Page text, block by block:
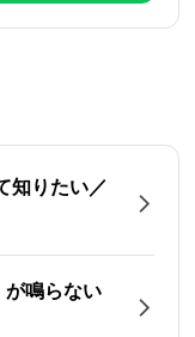
知りたい／
鳴らない